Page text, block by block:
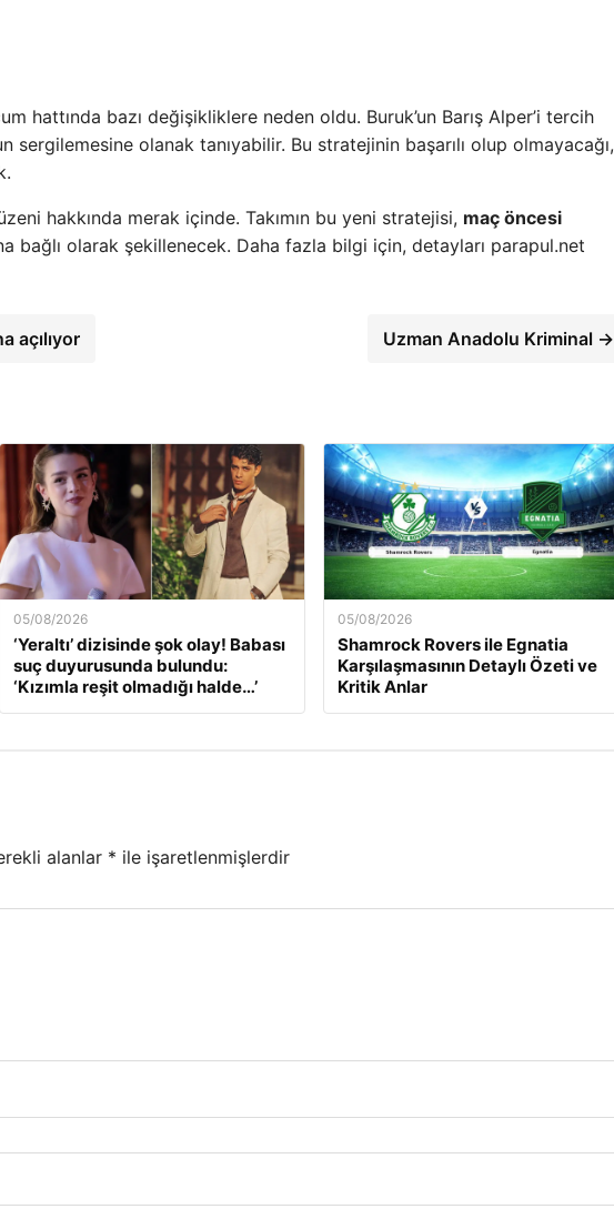
hattında bazı değişikliklere neden oldu. Buruk’un Barış Alper’i tercih
sergilemesine olanak tanıyabilir. Bu stratejinin başarılı olup olmayacağı,
hakkında merak içinde. Takımın bu yeni stratejisi, maç öncesi
bağlı olarak şekillenecek. Daha fazla bilgi için, detayları parapul.net
açılıyor Uzman Anadolu Kriminal →
05/08/2026
‘Yeraltı’ dizisinde şok olay! Babası
suç duyurusunda bulundu:
‘Kızımla reşit olmadığı halde…’
05/08/2026
Shamrock Rovers ile Egnatia
Karşılaşmasının Detaylı Özeti ve
Kritik Anlar
alanlar * ile işaretlenmişlerdir